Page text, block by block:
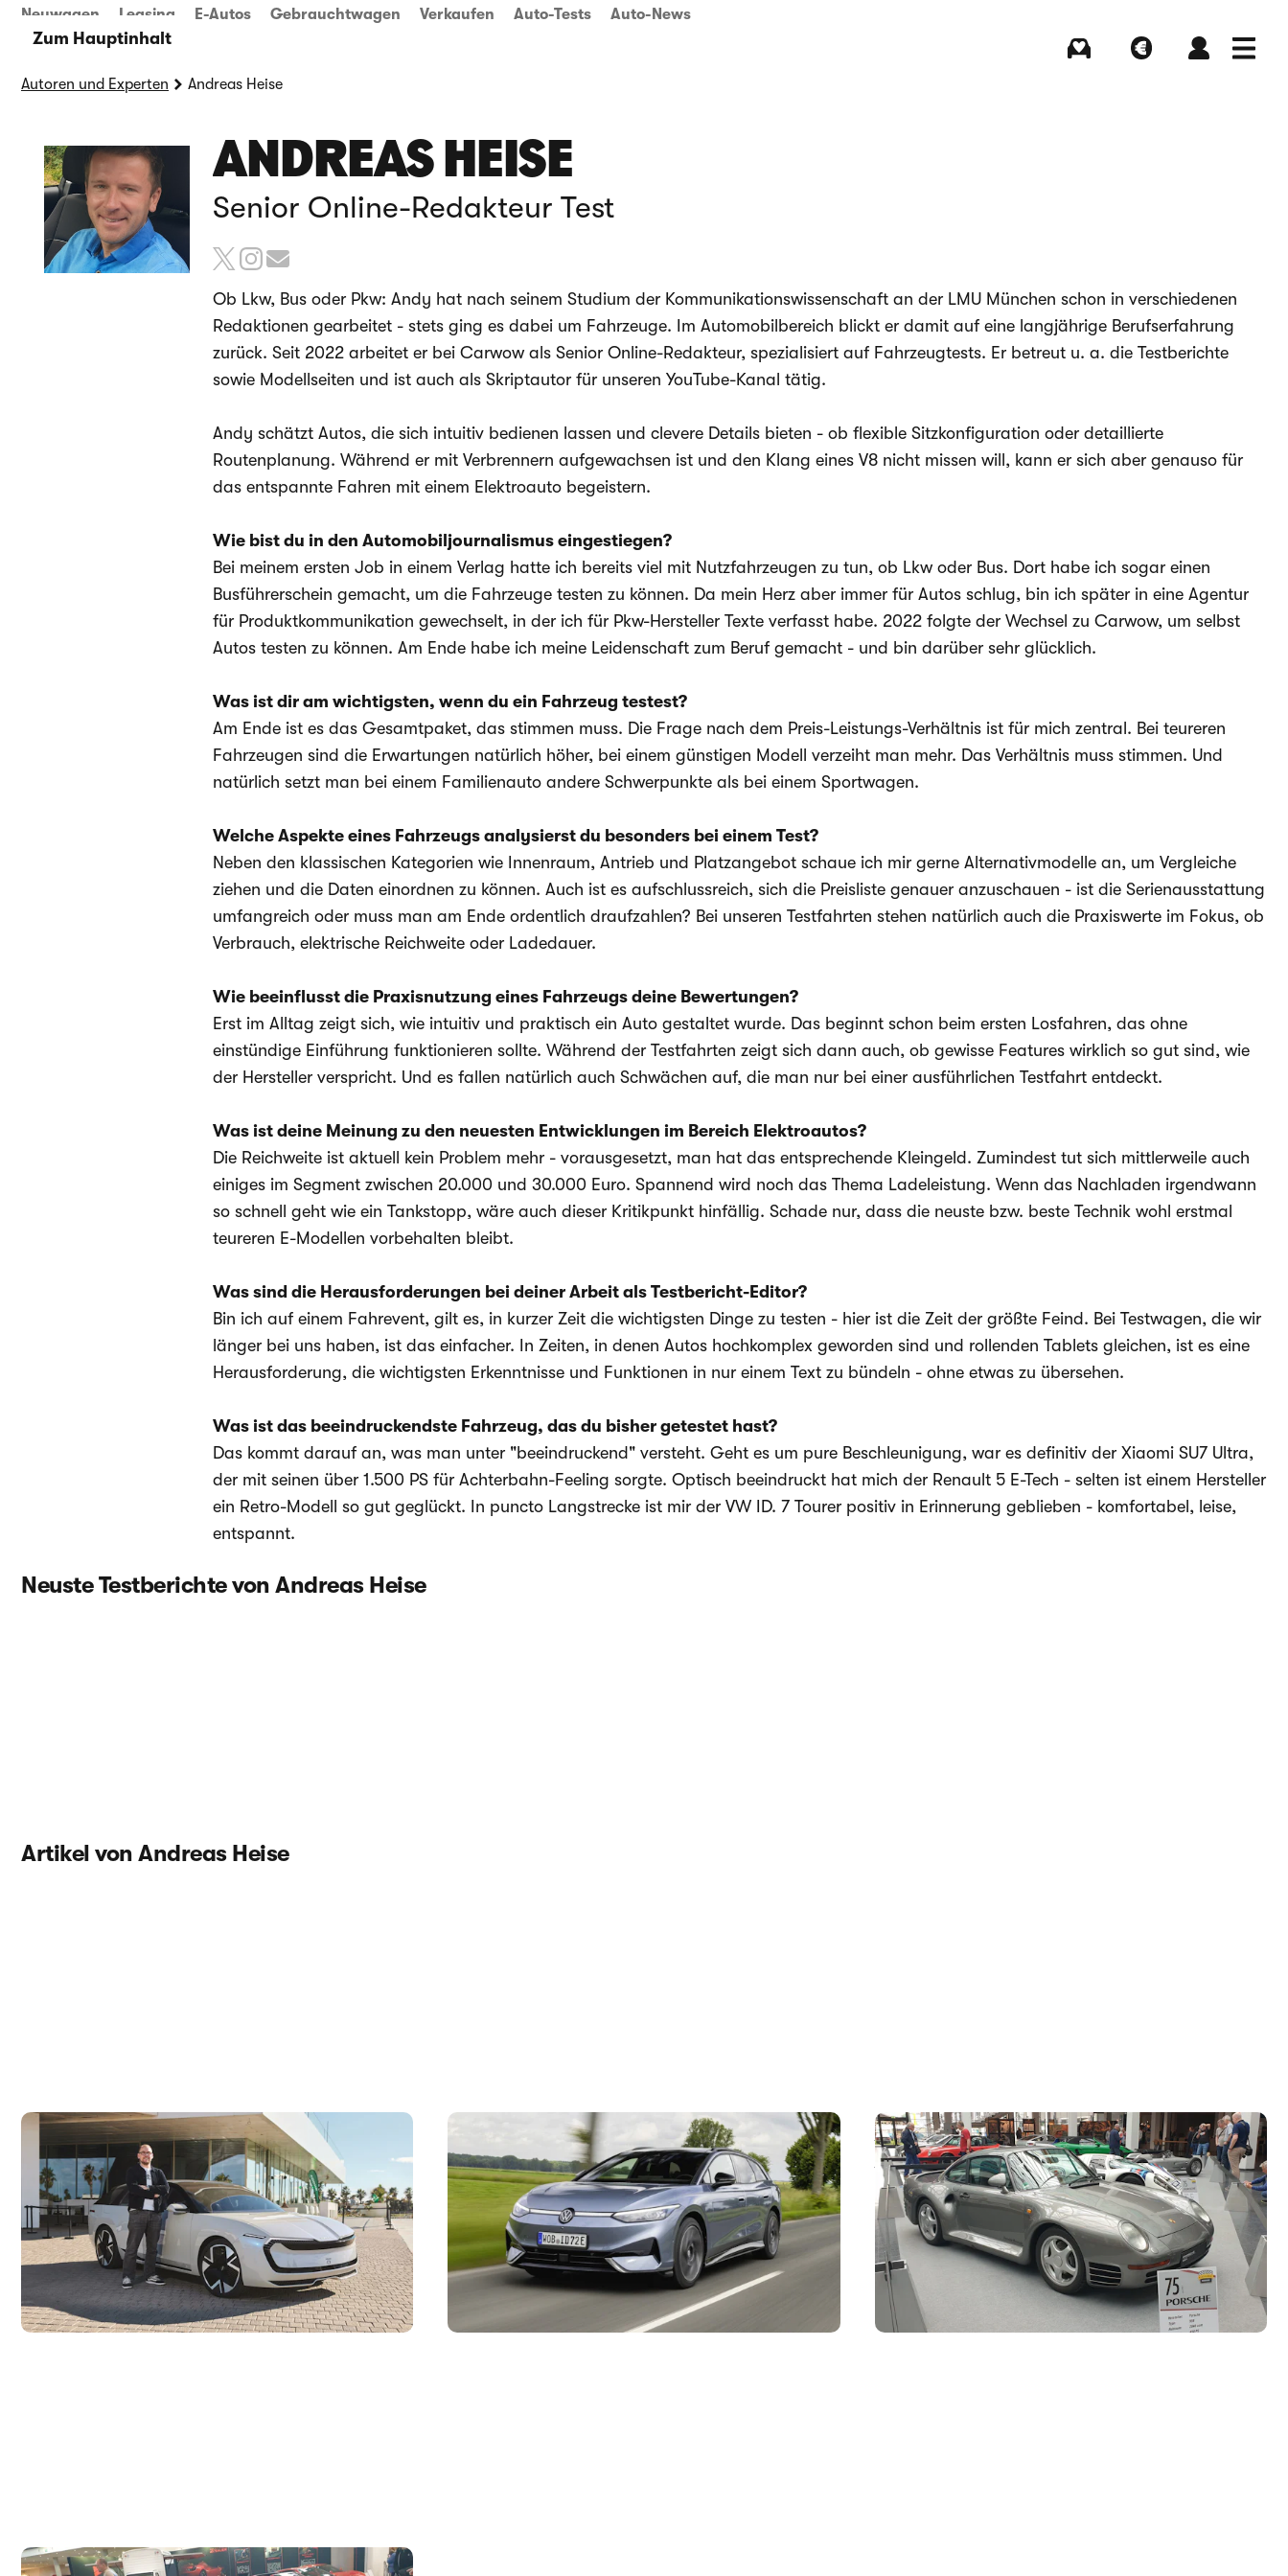
Zum Hauptinhalt
Neuwagen Leasing E-Autos Gebrauchtwagen Verkaufen Auto-Tests Auto-News
Autoren und Experten Andreas Heise
ANDREAS HEISE
Senior Online-Redakteur Test
Ob Lkw, Bus oder Pkw: Andy hat nach seinem Studium der Kommunikationswissenschaft an der LMU München schon in verschiedenen
Redaktionen gearbeitet - stets ging es dabei um Fahrzeuge. Im Automobilbereich blickt er damit auf eine langjährige Berufserfahrung
zurück. Seit 2022 arbeitet er bei Carwow als Senior Online-Redakteur, spezialisiert auf Fahrzeugtests. Er betreut u. a. die Testberichte
sowie Modellseiten und ist auch als Skriptautor für unseren YouTube-Kanal tätig.
Andy schätzt Autos, die sich intuitiv bedienen lassen und clevere Details bieten - ob flexible Sitzkonfiguration oder detaillierte
Routenplanung. Während er mit Verbrennern aufgewachsen ist und den Klang eines V8 nicht missen will, kann er sich aber genauso für
das entspannte Fahren mit einem Elektroauto begeistern.
Wie bist du in den Automobiljournalismus eingestiegen?
Bei meinem ersten Job in einem Verlag hatte ich bereits viel mit Nutzfahrzeugen zu tun, ob Lkw oder Bus. Dort habe ich sogar einen
Busführerschein gemacht, um die Fahrzeuge testen zu können. Da mein Herz aber immer für Autos schlug, bin ich später in eine Agentur
für Produktkommunikation gewechselt, in der ich für Pkw-Hersteller Texte verfasst habe. 2022 folgte der Wechsel zu Carwow, um selbst
Autos testen zu können. Am Ende habe ich meine Leidenschaft zum Beruf gemacht - und bin darüber sehr glücklich.
Was ist dir am wichtigsten, wenn du ein Fahrzeug testest?
Am Ende ist es das Gesamtpaket, das stimmen muss. Die Frage nach dem Preis-Leistungs-Verhältnis ist für mich zentral. Bei teureren
Fahrzeugen sind die Erwartungen natürlich höher, bei einem günstigen Modell verzeiht man mehr. Das Verhältnis muss stimmen. Und
natürlich setzt man bei einem Familienauto andere Schwerpunkte als bei einem Sportwagen.
Welche Aspekte eines Fahrzeugs analysierst du besonders bei einem Test?
Neben den klassischen Kategorien wie Innenraum, Antrieb und Platzangebot schaue ich mir gerne Alternativmodelle an, um Vergleiche
ziehen und die Daten einordnen zu können. Auch ist es aufschlussreich, sich die Preisliste genauer anzuschauen - ist die Serienausstattung
umfangreich oder muss man am Ende ordentlich draufzahlen? Bei unseren Testfahrten stehen natürlich auch die Praxiswerte im Fokus, ob
Verbrauch, elektrische Reichweite oder Ladedauer.
Wie beeinflusst die Praxisnutzung eines Fahrzeugs deine Bewertungen?
Erst im Alltag zeigt sich, wie intuitiv und praktisch ein Auto gestaltet wurde. Das beginnt schon beim ersten Losfahren, das ohne
einstündige Einführung funktionieren sollte. Während der Testfahrten zeigt sich dann auch, ob gewisse Features wirklich so gut sind, wie
der Hersteller verspricht. Und es fallen natürlich auch Schwächen auf, die man nur bei einer ausführlichen Testfahrt entdeckt.
Was ist deine Meinung zu den neuesten Entwicklungen im Bereich Elektroautos?
Die Reichweite ist aktuell kein Problem mehr - vorausgesetzt, man hat das entsprechende Kleingeld. Zumindest tut sich mittlerweile auch
einiges im Segment zwischen 20.000 und 30.000 Euro. Spannend wird noch das Thema Ladeleistung. Wenn das Nachladen irgendwann
so schnell geht wie ein Tankstopp, wäre auch dieser Kritikpunkt hinfällig. Schade nur, dass die neuste bzw. beste Technik wohl erstmal
teureren E-Modellen vorbehalten bleibt.
Was sind die Herausforderungen bei deiner Arbeit als Testbericht-Editor?
Bin ich auf einem Fahrevent, gilt es, in kurzer Zeit die wichtigsten Dinge zu testen - hier ist die Zeit der größte Feind. Bei Testwagen, die wir
länger bei uns haben, ist das einfacher. In Zeiten, in denen Autos hochkomplex geworden sind und rollenden Tablets gleichen, ist es eine
Herausforderung, die wichtigsten Erkenntnisse und Funktionen in nur einem Text zu bündeln - ohne etwas zu übersehen.
Was ist das beeindruckendste Fahrzeug, das du bisher getestet hast?
Das kommt darauf an, was man unter "beeindruckend" versteht. Geht es um pure Beschleunigung, war es definitiv der Xiaomi SU7 Ultra,
der mit seinen über 1.500 PS für Achterbahn-Feeling sorgte. Optisch beeindruckt hat mich der Renault 5 E-Tech - selten ist einem Hersteller
ein Retro-Modell so gut geglückt. In puncto Langstrecke ist mir der VW ID. 7 Tourer positiv in Erinnerung geblieben - komfortabel, leise,
entspannt.
Neuste Testberichte von Andreas Heise
Artikel von Andreas Heise
Potenzieller Octavia-Nachfolger – Wir sind den
Skoda Vision O gefahren
10. Dezember 2025
Der Vision O ist Skodas Idee für ein zukünftiges
Kombimodell und könnte den beliebten Octavia Combi
beerben. Unser Redaktionskollege...
VW ID.7 Tourer Fahreindrücke: Ist das 5-Meter-
Schiff der beste Elektro-Kombi für Vielfahrer?
11. Juli 2025
Der VW ID.7 Tourer ist ein echtes Langstrecken-Monster.
Mit einem Komfort, der fast schon “Business-Class” ist,
einer Reichweite, die...
Oldtimer-Messe: Höhepunkte der Klassikwelt
Bodensee 2023
08. Mai 2023
Klassische Flugzeuge, Boote oder Fahrzeuge – die
Klassikwelt Bodensee erinnert an vergangene Tage. Vor
allem Oldtimer-Fans kamen auch...
Oldtimer-Messe: Highlights der Retro Classics